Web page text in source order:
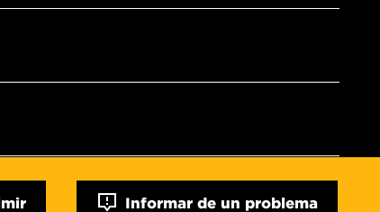
Informar de un problema